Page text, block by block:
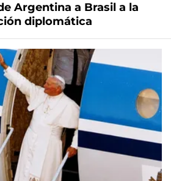
Argentina a Brasil a la
diplomática